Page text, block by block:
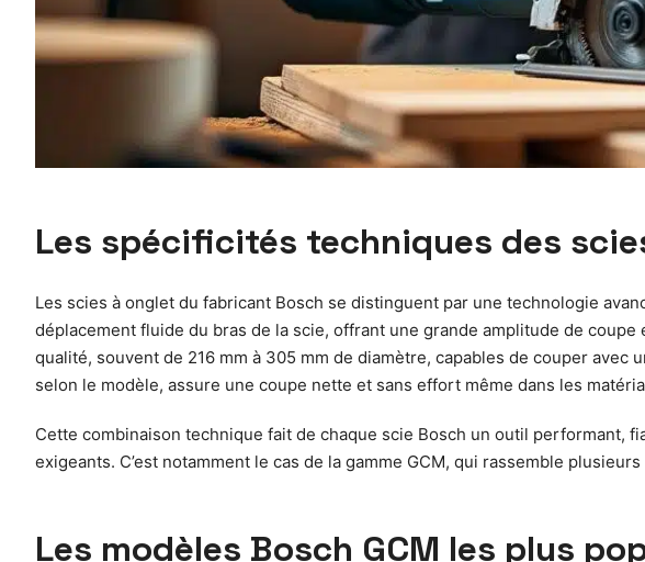
Les spécificités techniques des
Les scies à onglet du fabricant Bosch se distinguent par une technologie
déplacement fluide du bras de la scie, offrant une grande amplitude de
qualité, souvent de 216 mm à 305 mm de diamètre, capables de couper
selon le modèle, assure une coupe nette et sans effort même dans les
Cette combinaison technique fait de chaque scie Bosch un outil performant,
exigeants. C’est notamment le cas de la gamme GCM, qui rassemble
Les modèles Bosch GCM les plus